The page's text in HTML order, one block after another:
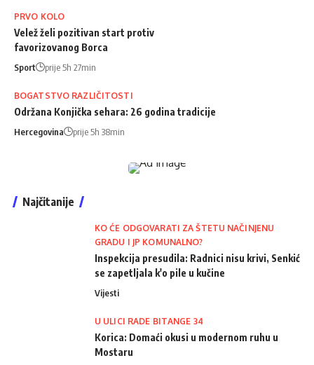
PRVO KOLO
Velež želi pozitivan start protiv
favorizovanog Borca
Sport prije 5h 27min
BOGATSTVO RAZLIČITOSTI
Održana Konjička sehara: 26 godina tradicije
Hercegovina prije 5h 38min
Najčitanije
KO ĆE ODGOVARATI ZA ŠTETU NAČINJENU
GRADU I JP KOMUNALNO?
Inspekcija presudila: Radnici nisu krivi, Senkić
se zapetljala k'o pile u kučine
Vijesti
U ULICI RADE BITANGE 34
Korica: Domaći okusi u modernom ruhu u
Mostaru